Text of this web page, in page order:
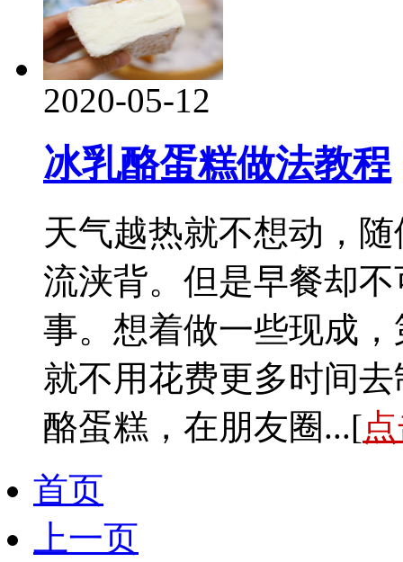
2020-05-12
冰乳酪蛋糕做法教程
天气越热就不想动，
流浃背。但是早餐却
事。想着做一些现成
就不用花费更多时间
酪蛋糕，在朋友圈...[
首页
上一页